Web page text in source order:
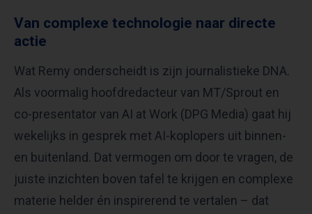
Van complexe technologie naar directe
actie
Wat Remy onderscheidt is zijn journalistieke DNA.
Als voormalig hoofdredacteur van MT/Sprout en
co-presentator van AI at Work (DPG Media) gaat hij
wekelijks in gesprek met AI-koplopers uit binnen-
en buitenland. Dat vermogen om door te vragen, de
juiste inzichten boven tafel te krijgen en complexe
materie helder én inspirerend te vertalen – dat